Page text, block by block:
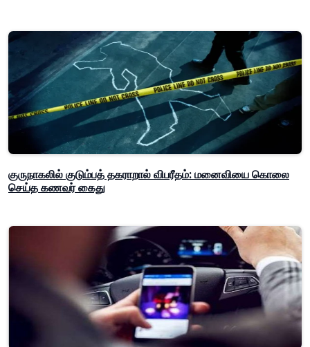
குருநாகலில் குடும்பத் தகராறால் விபரீதம்: மனைவியை கொலை
செய்த கணவர் கைது